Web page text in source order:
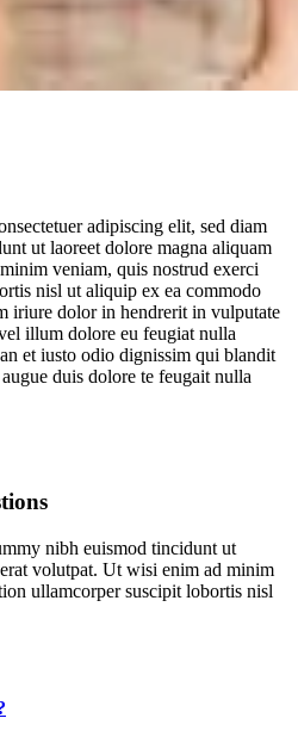
adipiscing elit, sed diam
ut laoreet dolore magna aliquam
veniam, quis nostrud exerci
nisl ut aliquip ex ea commodo
iriure dolor in hendrerit in vulputate
illum dolore eu feugiat nulla
et iusto odio dignissim qui blandit
duis dolore te feugait nulla
nibh euismod tincidunt ut
volutpat. Ut wisi enim ad minim
ullamcorper suscipit lobortis nisl